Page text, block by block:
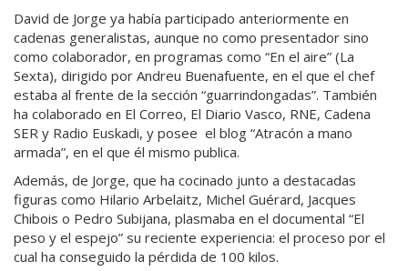
David de Jorge ya había participado anteriormente en
cadenas generalistas, aunque no como presentador sino
como colaborador, en programas como “En el aire” (La
Sexta), dirigido por Andreu Buenafuente, en el que el chef
estaba al frente de la sección “guarrindongadas”. También
ha colaborado en El Correo, El Diario Vasco, RNE, Cadena
SER y Radio Euskadi, y posee el blog “Atracón a mano
armada”, en el que él mismo publica.
Además, de Jorge, que ha cocinado junto a destacadas
figuras como Hilario Arbelaitz, Michel Guérard, Jacques
Chibois o Pedro Subijana, plasmaba en el documental “El
peso y el espejo” su reciente experiencia: el proceso por el
cual ha conseguido la pérdida de 100 kilos.